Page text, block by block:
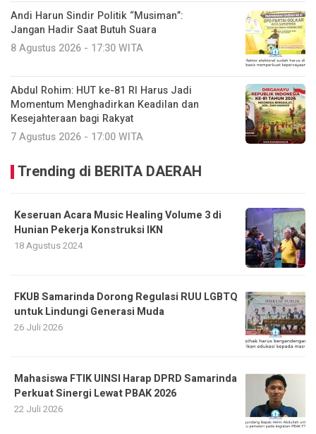
Andi Harun Sindir Politik “Musiman”:
Jangan Hadir Saat Butuh Suara
8 Agustus 2026 - 17:30 WITA
Abdul Rohim: HUT ke-81 RI Harus Jadi
Momentum Menghadirkan Keadilan dan
Kesejahteraan bagi Rakyat
7 Agustus 2026 - 17:00 WITA
Trending di BERITA DAERAH
Keseruan Acara Music Healing Volume 3 di
Hunian Pekerja Konstruksi IKN
18 Agustus 2024
FKUB Samarinda Dorong Regulasi RUU LGBTQ
untuk Lindungi Generasi Muda
26 Juli 2026
Mahasiswa FTIK UINSI Harap DPRD Samarinda
Perkuat Sinergi Lewat PBAK 2026
22 Juli 2026